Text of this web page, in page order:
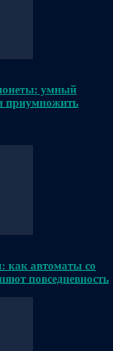
умный
приумножить
как автоматы со
повседневность